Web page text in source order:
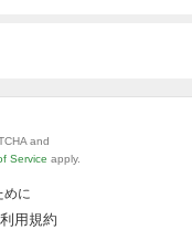
and
Service apply.
めに
利用規約